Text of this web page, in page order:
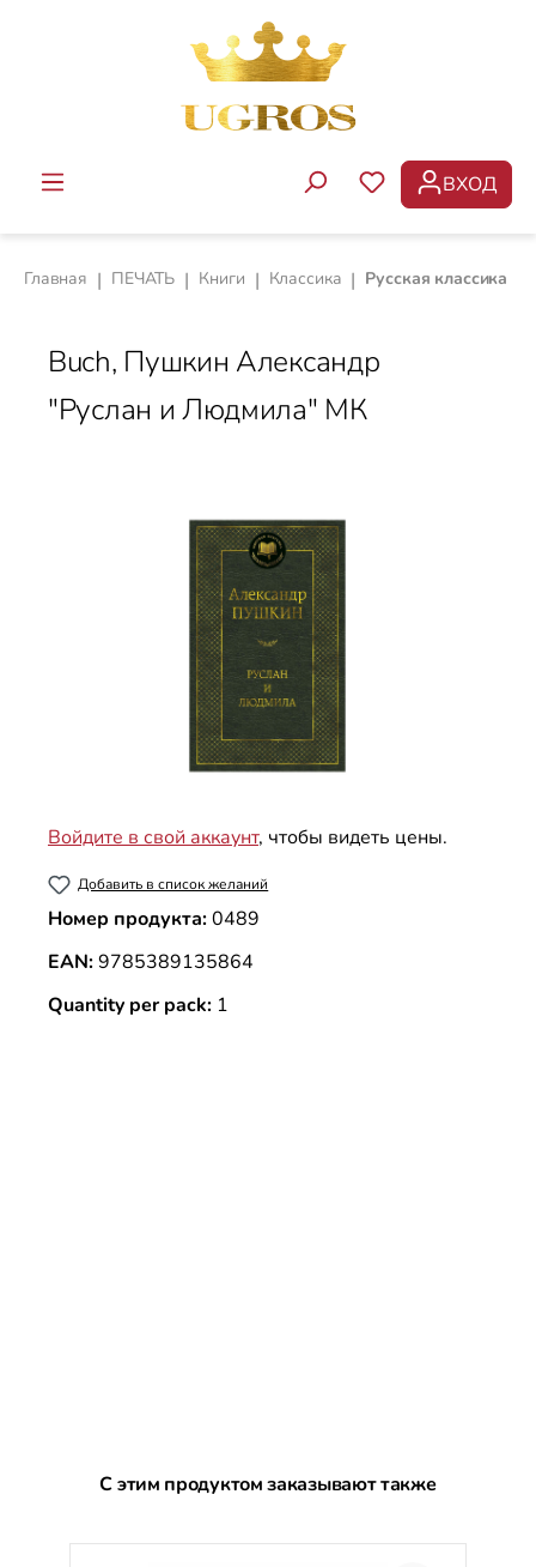
Перейти к основному содержанию
У ВАС ЕСТЬ
ВХОД
Главная | ПЕЧАТЬ | Книги | Классика | Русская классика
Buch, Пушкин Александр
"Руслан и Людмила" МК
Войдите в свой аккаунт, чтобы видеть цены.
Добавить в список желаний
Номер продукта:0489
EAN:9785389135864
Quantity per pack: 1
Пропустить галерею продуктов
С этим продуктом заказывают также